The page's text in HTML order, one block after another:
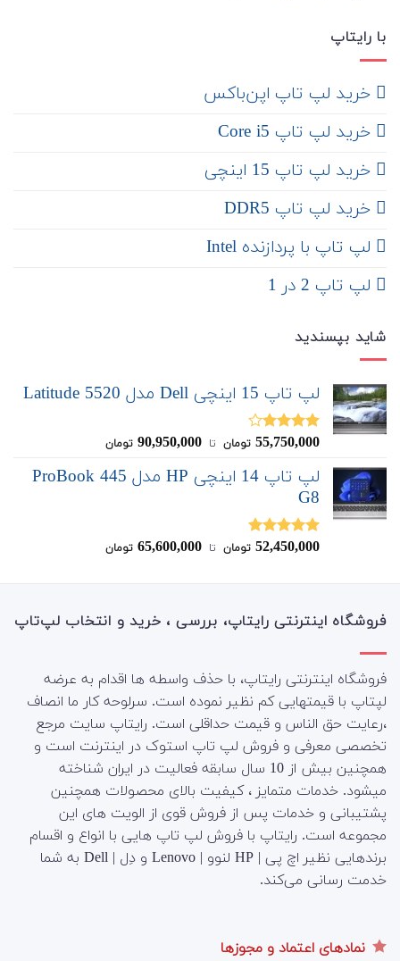
با رایتاپ
‌ خرید لپ تاپ اپن‌باکس
خرید لپ تاپ Core i5
‌‌ خرید لپ تاپ 15 اینچی
خرید لپ تاپ DDR5
لپ تاپ با پردازنده Intel
لپ تاپ 2 در 1
شاید بپسندید
لپ تاپ 15 اینچی Dell مدل Latitude 5520
نمره
55,750,000 تومان ‌ تا ‌ 90,950,000 تومان
لپ تاپ 14 اینچی HP مدل ProBook 445
G8
نمره5.00
52,450,000 تومان ‌ تا ‌ 65,600,000 تومان
فروشگاه اینترنتی رایتاپ، بررسی ، خرید و انتخاب لپ‌تاپ
فروشگاه اینترنتی رایتاپ، با حذف واسطه ها اقدام به عرضه
لپتاپ با قیمتهایی کم نظیر نموده است. سرلوحه کار ما انصاف
،رعایت حق الناس و قیمت حداقلی است. رایتاپ سایت مرجع
تخصصی معرفی و فروش لپ تاپ استوک در اینترنت است و
همچنین بیش از 10 سال سابقه فعالیت در ایران شناخته
میشود. خدمات متمایز ، کیفیت بالای محصولات همچنین
پشتیبانی و خدمات پس از فروش قوی از الویت های این
مجموعه است. رایتاپ با فروش لپ تاپ هایی با انواع و اقسام
برندهایی نظیر اچ پی | HP لنوو | Lenovo و دِل | Dell به شما
خدمت رسانی می‌کند.
نمادهای اعتماد و مجوزها